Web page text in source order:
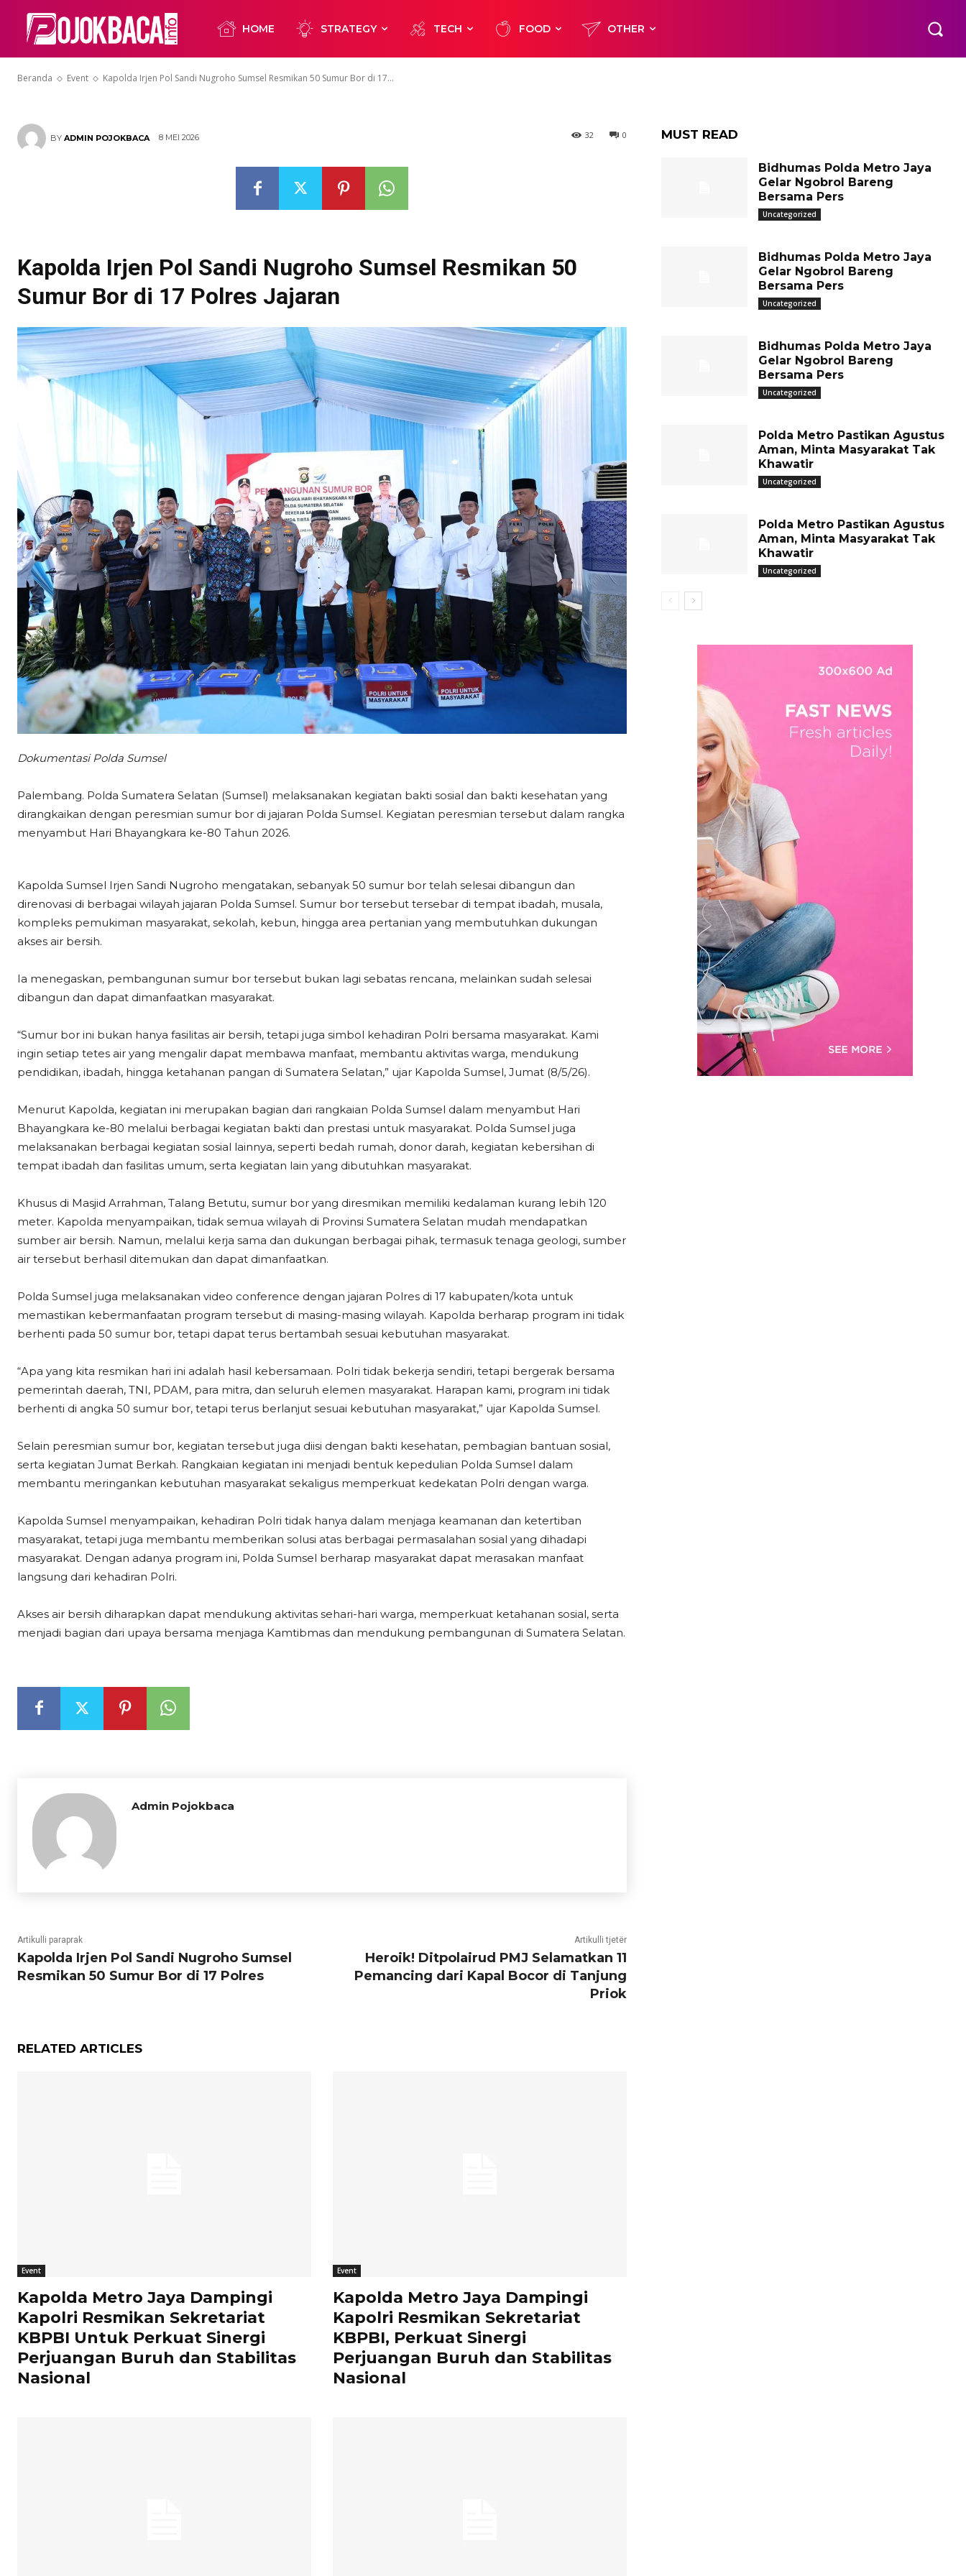
HOME STRATEGY TECH FOOD OTHER
Beranda Event Kapolda Irjen Pol Sandi Nugroho Sumsel Resmikan 50 Sumur Bor di 17...
17 Polres Jajaran
BY ADMIN POJOKBACA 8 MEI 2026 0
32
Kapolda Irjen Pol Sandi Nugroho Sumsel Resmikan 50
Sumur Bor di 17 Polres Jajaran
Dokumentasi Polda Sumsel
Palembang. Polda Sumatera Selatan (Sumsel) melaksanakan kegiatan bakti sosial dan bakti kesehatan yang
dirangkaikan dengan peresmian sumur bor di jajaran Polda Sumsel. Kegiatan peresmian tersebut dalam rangka
menyambut Hari Bhayangkara ke-80 Tahun 2026.
Kapolda Sumsel Irjen Sandi Nugroho mengatakan, sebanyak 50 sumur bor telah selesai dibangun dan
direnovasi di berbagai wilayah jajaran Polda Sumsel. Sumur bor tersebut tersebar di tempat ibadah, musala,
kompleks pemukiman masyarakat, sekolah, kebun, hingga area pertanian yang membutuhkan dukungan
akses air bersih.
Ia menegaskan, pembangunan sumur bor tersebut bukan lagi sebatas rencana, melainkan sudah selesai
dibangun dan dapat dimanfaatkan masyarakat.
“Sumur bor ini bukan hanya fasilitas air bersih, tetapi juga simbol kehadiran Polri bersama masyarakat. Kami
ingin setiap tetes air yang mengalir dapat membawa manfaat, membantu aktivitas warga, mendukung
pendidikan, ibadah, hingga ketahanan pangan di Sumatera Selatan,” ujar Kapolda Sumsel, Jumat (8/5/26).
Menurut Kapolda, kegiatan ini merupakan bagian dari rangkaian Polda Sumsel dalam menyambut Hari
Bhayangkara ke-80 melalui berbagai kegiatan bakti dan prestasi untuk masyarakat. Polda Sumsel juga
melaksanakan berbagai kegiatan sosial lainnya, seperti bedah rumah, donor darah, kegiatan kebersihan di
tempat ibadah dan fasilitas umum, serta kegiatan lain yang dibutuhkan masyarakat.
Khusus di Masjid Arrahman, Talang Betutu, sumur bor yang diresmikan memiliki kedalaman kurang lebih 120
meter. Kapolda menyampaikan, tidak semua wilayah di Provinsi Sumatera Selatan mudah mendapatkan
sumber air bersih. Namun, melalui kerja sama dan dukungan berbagai pihak, termasuk tenaga geologi, sumber
air tersebut berhasil ditemukan dan dapat dimanfaatkan.
Polda Sumsel juga melaksanakan video conference dengan jajaran Polres di 17 kabupaten/kota untuk
memastikan kebermanfaatan program tersebut di masing-masing wilayah. Kapolda berharap program ini tidak
berhenti pada 50 sumur bor, tetapi dapat terus bertambah sesuai kebutuhan masyarakat.
“Apa yang kita resmikan hari ini adalah hasil kebersamaan. Polri tidak bekerja sendiri, tetapi bergerak bersama
pemerintah daerah, TNI, PDAM, para mitra, dan seluruh elemen masyarakat. Harapan kami, program ini tidak
berhenti di angka 50 sumur bor, tetapi terus berlanjut sesuai kebutuhan masyarakat,” ujar Kapolda Sumsel.
Selain peresmian sumur bor, kegiatan tersebut juga diisi dengan bakti kesehatan, pembagian bantuan sosial,
serta kegiatan Jumat Berkah. Rangkaian kegiatan ini menjadi bentuk kepedulian Polda Sumsel dalam
membantu meringankan kebutuhan masyarakat sekaligus memperkuat kedekatan Polri dengan warga.
Kapolda Sumsel menyampaikan, kehadiran Polri tidak hanya dalam menjaga keamanan dan ketertiban
masyarakat, tetapi juga membantu memberikan solusi atas berbagai permasalahan sosial yang dihadapi
masyarakat. Dengan adanya program ini, Polda Sumsel berharap masyarakat dapat merasakan manfaat
langsung dari kehadiran Polri.
Akses air bersih diharapkan dapat mendukung aktivitas sehari-hari warga, memperkuat ketahanan sosial, serta
menjadi bagian dari upaya bersama menjaga Kamtibmas dan mendukung pembangunan di Sumatera Selatan.
Admin Pojokbaca
Artikulli paraprak
Kapolda Irjen Pol Sandi Nugroho Sumsel
Resmikan 50 Sumur Bor di 17 Polres
Artikulli tjetër
Heroik! Ditpolairud PMJ Selamatkan 11
Pemancing dari Kapal Bocor di Tanjung
Priok
RELATED ARTICLES
Event
Kapolda Metro Jaya Dampingi
Kapolri Resmikan Sekretariat
KBPBI Untuk Perkuat Sinergi
Perjuangan Buruh dan Stabilitas
Nasional
Event
Kapolda Metro Jaya Dampingi
Kapolri Resmikan Sekretariat
KBPBI, Perkuat Sinergi
Perjuangan Buruh dan Stabilitas
Nasional
MUST READ
Bidhumas Polda Metro Jaya
Gelar Ngobrol Bareng
Bersama Pers
Uncategorized
Bidhumas Polda Metro Jaya
Gelar Ngobrol Bareng
Bersama Pers
Uncategorized
Bidhumas Polda Metro Jaya
Gelar Ngobrol Bareng
Bersama Pers
Uncategorized
Polda Metro Pastikan Agustus
Aman, Minta Masyarakat Tak
Khawatir
Uncategorized
Polda Metro Pastikan Agustus
Aman, Minta Masyarakat Tak
Khawatir
Uncategorized